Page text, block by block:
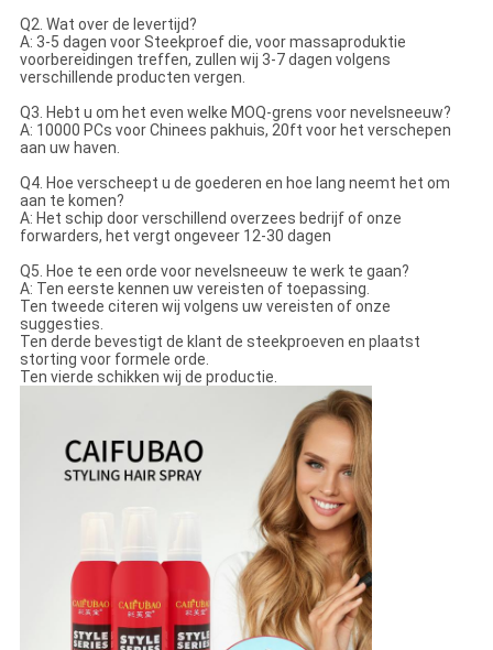
Q2. Wat over de levertijd?
A: 3-5 dagen voor Steekproef die, voor massaproduktie
voorbereidingen treffen, zullen wij 3-7 dagen volgens
verschillende producten vergen.
Q3. Hebt u om het even welke MOQ-grens voor nevelsneeuw?
A: 10000 PCs voor Chinees pakhuis, 20ft voor het verschepen
aan uw haven.
Q4. Hoe verscheept u de goederen en hoe lang neemt het om
aan te komen?
A: Het schip door verschillend overzees bedrijf of onze
forwarders, het vergt ongeveer 12-30 dagen
Q5. Hoe te een orde voor nevelsneeuw te werk te gaan?
A: Ten eerste kennen uw vereisten of toepassing.
Ten tweede citeren wij volgens uw vereisten of onze
suggesties.
Ten derde bevestigt de klant de steekproeven en plaatst
storting voor formele orde.
Ten vierde schikken wij de productie.